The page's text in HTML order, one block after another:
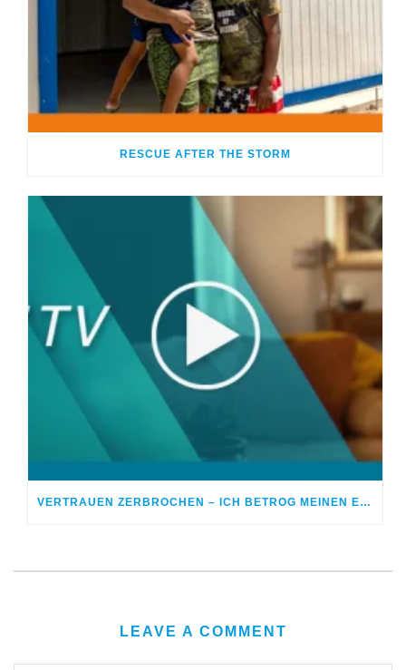
RESCUE AFTER THE STORM
VERTRAUEN ZERBROCHEN – ICH BETROG MEINEN EHEPARTNER
LEAVE A COMMENT